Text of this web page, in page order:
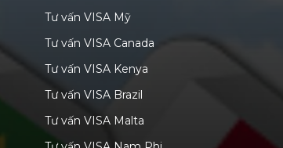
Tư vấn VISA Mỹ
Tư vấn VISA Canada
Tư vấn VISA Kenya
Tư vấn VISA Brazil
Tư vấn VISA Malta